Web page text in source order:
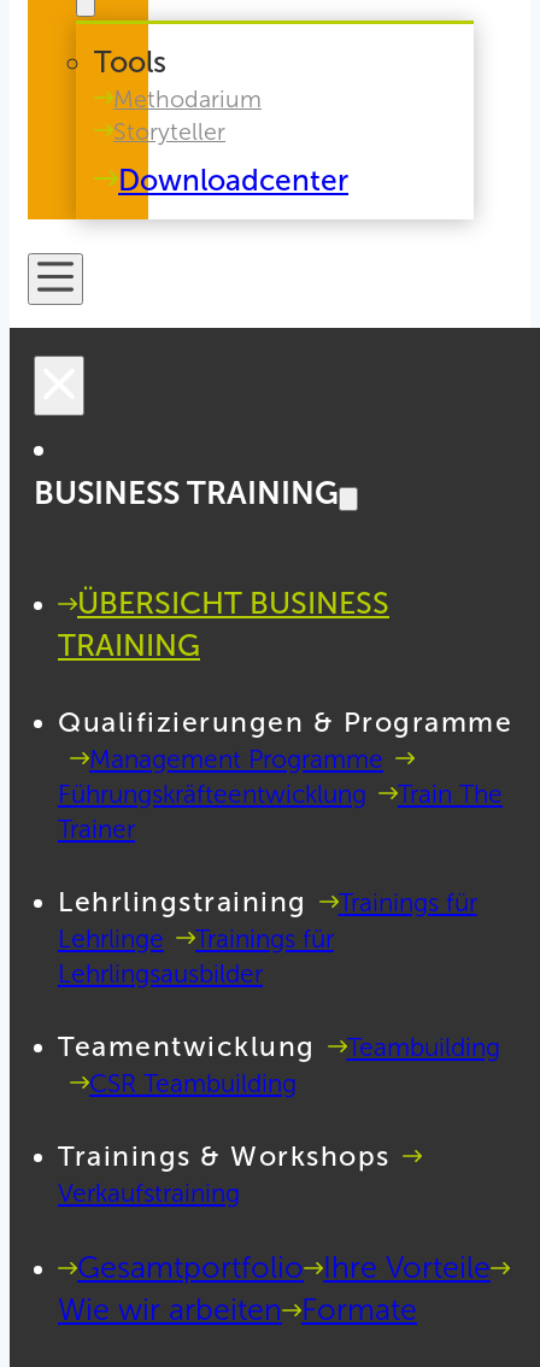
Tools
Methodarium
Storyteller
Downloadcenter
BUSINESS TRAINING
ÜBERSICHT BUSINESS
TRAINING
Qualifizierungen & Programme
Management Programme
Führungskräfteentwicklung
Train The
Trainer
Lehrlingstraining
Trainings für
Lehrlinge
Trainings für
Lehrlingsausbilder
Teamentwicklung
Teambuilding
CSR Teambuilding
Trainings & Workshops
Verkaufstraining
Gesamtportfolio
Ihre Vorteile
Wie wir arbeiten
Formate